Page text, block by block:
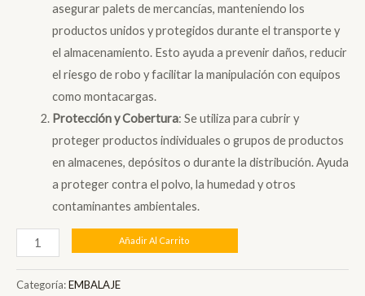
asegurar palets de mercancías, manteniendo los
productos unidos y protegidos durante el transporte y
el almacenamiento. Esto ayuda a prevenir daños, reducir
el riesgo de robo y facilitar la manipulación con equipos
como montacargas.
Protección y Cobertura: Se utiliza para cubrir y
proteger productos individuales o grupos de productos
en almacenes, depósitos o durante la distribución. Ayuda
a proteger contra el polvo, la humedad y otros
contaminantes ambientales.
Stretch
Film
9''
Añadir Al Carrito
Categoría:EMBALAJE